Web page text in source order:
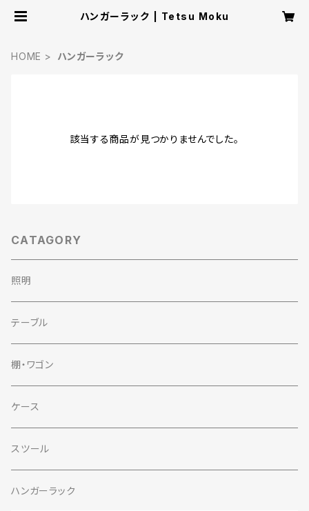
ハンガーラック | Tetsu Moku
HOME ハンガーラック
該当する商品が見つかりませんでした。
CATAGORY
照明
テーブル
棚・ワゴン
ケース
スツール
ハンガーラック